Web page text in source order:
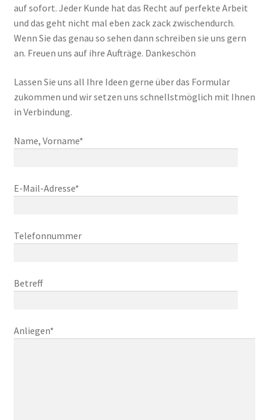
Widerruf
auf sofort. Jeder Kunde hat das Recht auf perfekte Arbeit
und das geht nicht mal eben zack zack zwischendurch.
Wenn Sie das genau so sehen dann schreiben sie uns gern
an. Freuen uns auf ihre Aufträge. Dankeschön
Lassen Sie uns all Ihre Ideen gerne über das Formular
zukommen und wir setzen uns schnellstmöglich mit Ihnen
in Verbindung.
Name, Vorname*
E-Mail-Adresse*
Telefonnummer
Betreff
Anliegen*